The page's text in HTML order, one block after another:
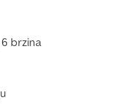
brzina